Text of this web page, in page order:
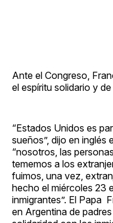
Ante el Congreso,
el espíritu solidario y
“Estados Unidos es
sueños”, dijo en inglés
“nosotros, las
tememos a los
fuimos, una vez,
hecho el miércoles 23
inmigrantes”. El Papa
en Argentina de